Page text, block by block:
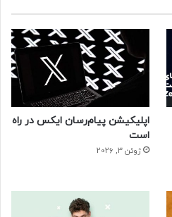
اپلیکیشن پیام‌رسان ایکس در راه
است
ژوئن 3, 2026